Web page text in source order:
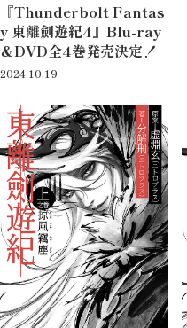
『Thunderbolt Fantas
y 東離劍遊紀4』Blu-ray
＆DVD全4巻発売決定！
2024.10.19